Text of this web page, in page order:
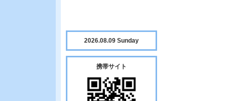
2026.08.09 Sunday
携帯サイト